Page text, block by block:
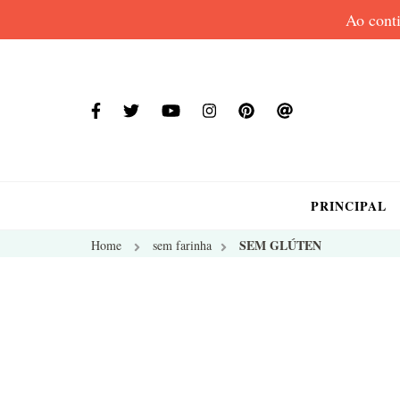
Ao
PRINCIPAL
Home sem farinha SEM GLÚTEN